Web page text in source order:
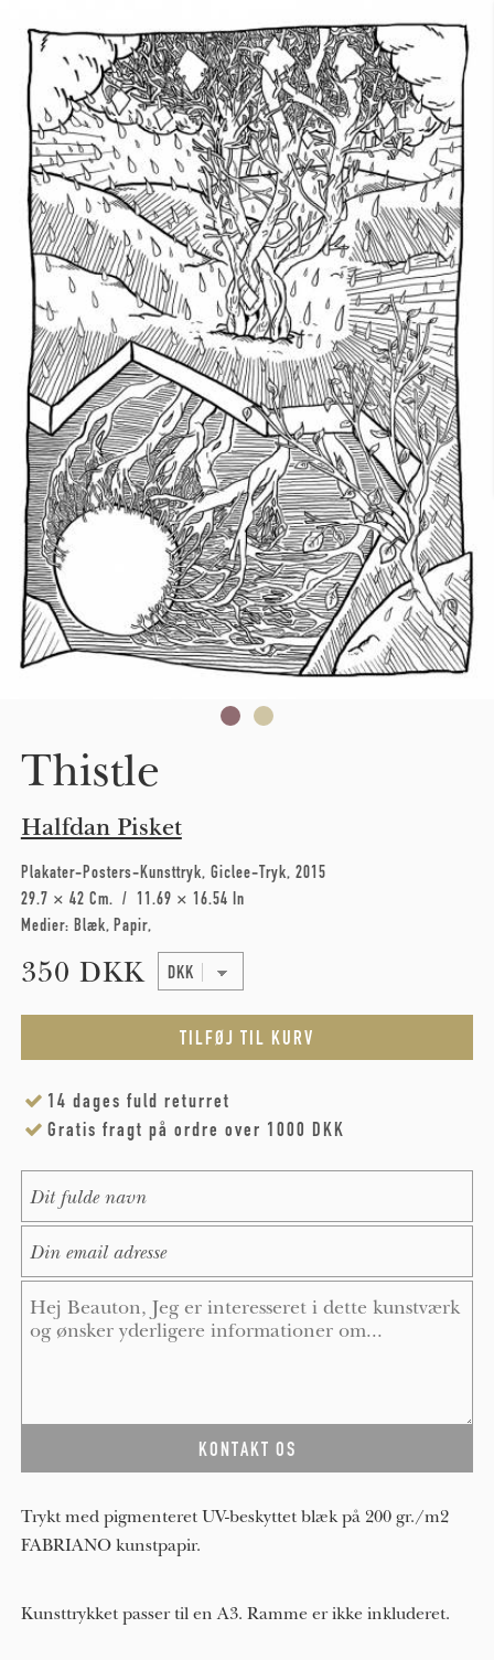
Thistle
Halfdan Pisket
Plakater-Posters-Kunsttryk Giclee-Tryk 2015
29.7 × 42 Cm
11.69 × 16.54 In
Medier: Blæk Papir
350 DKK
14 dages fuld returret
Gratis fragt på ordre over 1000 DKK
Trykt med pigmenteret UV-beskyttet blæk på 200 gr./m2
FABRIANO kunstpapir.
Kunsttrykket passer til en A3. Ramme er ikke inkluderet.